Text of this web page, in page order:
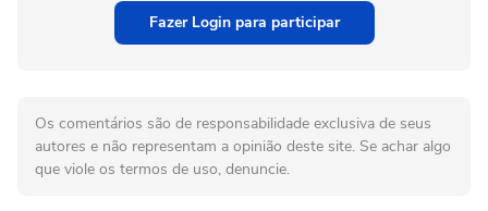
Fazer Login para participar
Os comentários são de responsabilidade exclusiva de seus
autores e não representam a opinião deste site. Se achar algo
que viole os termos de uso, denuncie.